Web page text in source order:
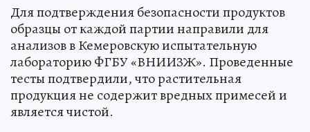
Для подтверждения безопасности продуктов
образцы от каждой партии направили для
анализов в Кемеровскую испытательную
лабораторию ФГБУ «ВНИИЗЖ». Проведенные
тесты подтвердили, что растительная
продукция не содержит вредных примесей и
является чистой.